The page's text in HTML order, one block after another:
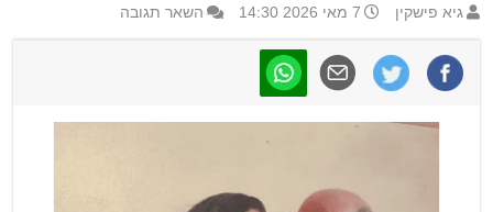
גיא פישקין 7 מאי 2026 14:30 השאר תגובה